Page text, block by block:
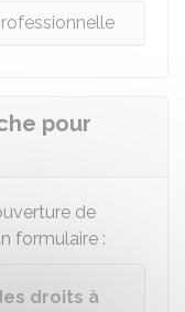
pour
de
formulaire :
droits à